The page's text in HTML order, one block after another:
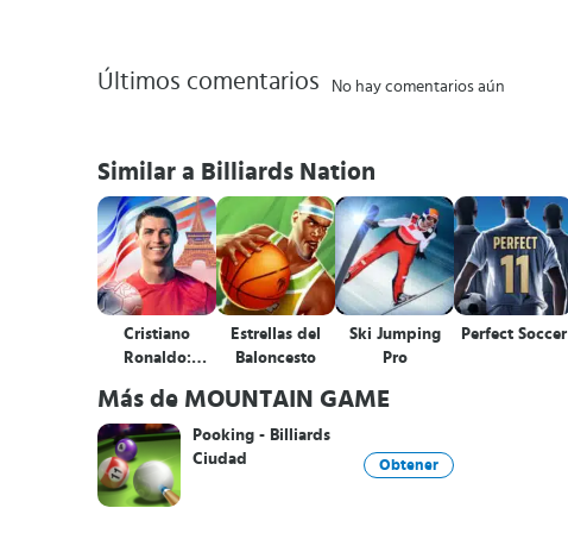
Últimos comentarios No hay comentarios aún
Similar a Billiards Nation
Cristiano
Ronaldo:
Estrellas del
Baloncesto
Ski Jumping
Pro
Perfect Soccer
Más de MOUNTAIN GAME
Pooking - Billiards
Ciudad
Obtener